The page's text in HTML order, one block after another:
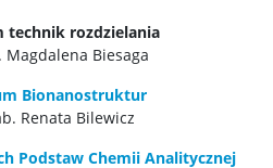
technik rozdzielania
Biesaga
Bionanostruktur
Renata Bilewicz
Podstaw Chemii Analitycznej